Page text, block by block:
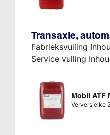
Transaxle,
Fabrieksvulling
Service vulling
Mobil ATF
Ververs elke